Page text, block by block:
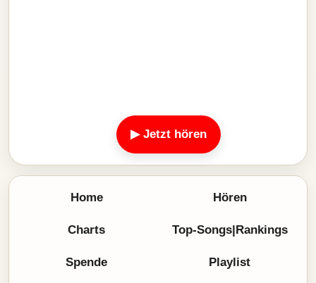
▶ Jetzt hören
Home Hören
Charts Top-Songs|Rankings
Spende Playlist